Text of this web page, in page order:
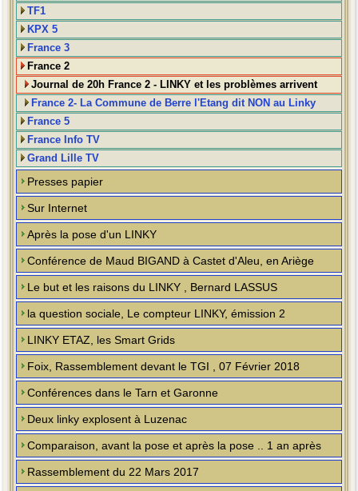
TF1
KPX 5
France 3
France 2
Journal de 20h France 2 - LINKY et les problèmes arrivent
France 2- La Commune de Berre l'Etang dit NON au Linky
France 5
France Info TV
Grand Lille TV
Presses papier
Sur Internet
Après la pose d'un LINKY
Conférence de Maud BIGAND à Castet d'Aleu, en Ariège
Le but et les raisons du LINKY , Bernard LASSUS
la question sociale, Le compteur LINKY, émission 2
LINKY ETAZ, les Smart Grids
Foix, Rassemblement devant le TGI , 07 Février 2018
Conférences dans le Tarn et Garonne
Deux linky explosent à Luzenac
Comparaison, avant la pose et après la pose .. 1 an après
Rassemblement du 22 Mars 2017